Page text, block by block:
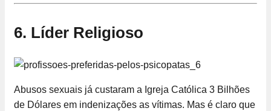
6. Líder Religioso
Abusos sexuais já custaram a Igreja Católica 3 Bilhões
de Dólares em indenizações as vítimas. Mas é claro que